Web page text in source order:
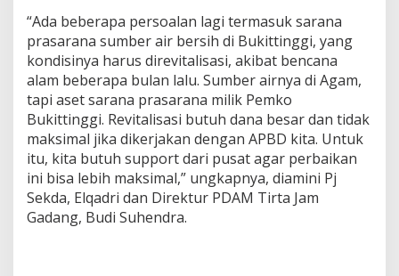
“Ada beberapa persoalan lagi termasuk sarana
prasarana sumber air bersih di Bukittinggi, yang
kondisinya harus direvitalisasi, akibat bencana
alam beberapa bulan lalu. Sumber airnya di Agam,
tapi aset sarana prasarana milik Pemko
Bukittinggi. Revitalisasi butuh dana besar dan tidak
maksimal jika dikerjakan dengan APBD kita. Untuk
itu, kita butuh support dari pusat agar perbaikan
ini bisa lebih maksimal,” ungkapnya, diamini Pj
Sekda, Elqadri dan Direktur PDAM Tirta Jam
Gadang, Budi Suhendra.